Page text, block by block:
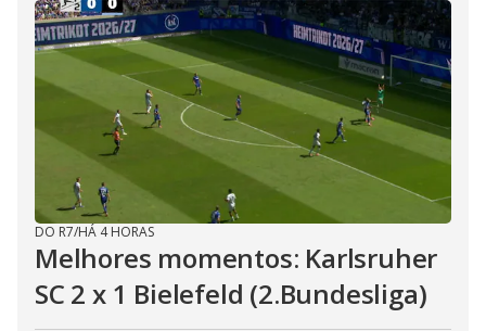
DO R7/HÁ 4 HORAS
Melhores momentos: Karlsruher
SC 2 x 1 Bielefeld (2.Bundesliga)